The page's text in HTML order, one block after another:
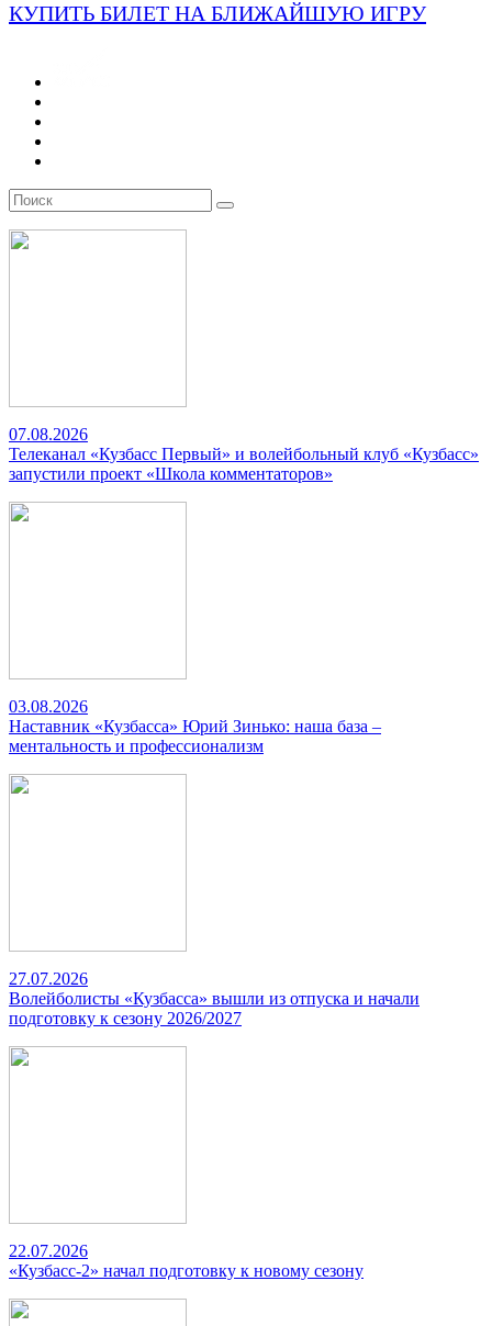
КУПИТЬ БИЛЕТ НА БЛИЖАЙШУЮ ИГРУ
07.08.2026
Телеканал «Кузбасс Первый» и волейбольный клуб «Кузбасс»
запустили проект «Школа комментаторов»
03.08.2026
Наставник «Кузбасса» Юрий Зинько: наша база –
ментальность и профессионализм
27.07.2026
Волейболисты «Кузбасса» вышли из отпуска и начали
подготовку к сезону 2026/2027
22.07.2026
«Кузбасс-2» начал подготовку к новому сезону